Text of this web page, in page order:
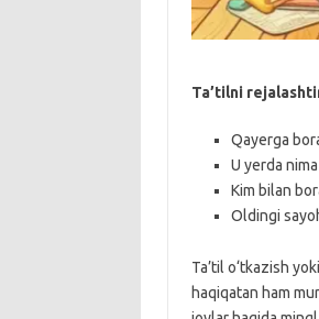
Ta’tilni
Qayerga
U yerda
Kim bilan
Oldingi
Ta’til o‘tkazish
haqiqatan ham